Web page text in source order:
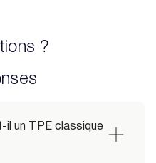
?
il un TPE classique